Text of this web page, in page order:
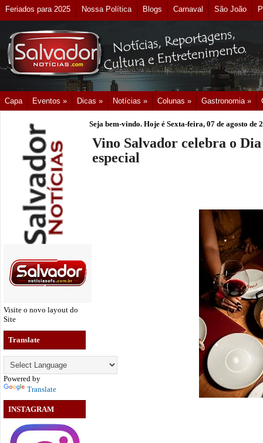
Feriados para 2025 Nossa Política Blogs Carnaval São João
Capa Eventos » Dicas » Notícias » Colunas » Gastronomia »
Visite o novo layout do
Site
Translate
Powered by
Translate
INSTAGRAM
Seja bem-vindo. Hoje é Sexta-feira, 07 de agosto de
Vino Salvador celebra o
especial